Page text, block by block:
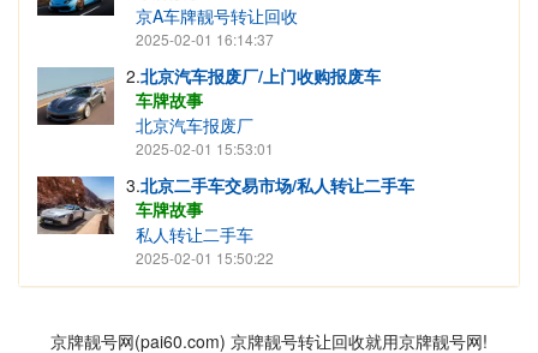
京A车牌靓号转让回收
2025-02-01 16:14:37
2.北京汽车报废厂/上门收购报废车
车牌故事
北京汽车报废厂
2025-02-01 15:53:01
3.北京二手车交易市场/私人转让二手车
车牌故事
私人转让二手车
2025-02-01 15:50:22
京牌靓号网(pai60.com) 京牌靓号转让回收就用京牌靓号网!